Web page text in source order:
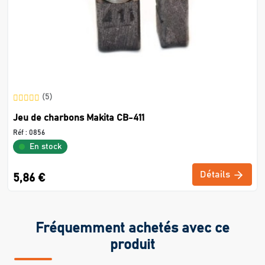
(5)
Jeu de charbons Makita CB-411
Réf : 0856
En stock
5,86 € Détails
Fréquemment achetés avec ce
produit